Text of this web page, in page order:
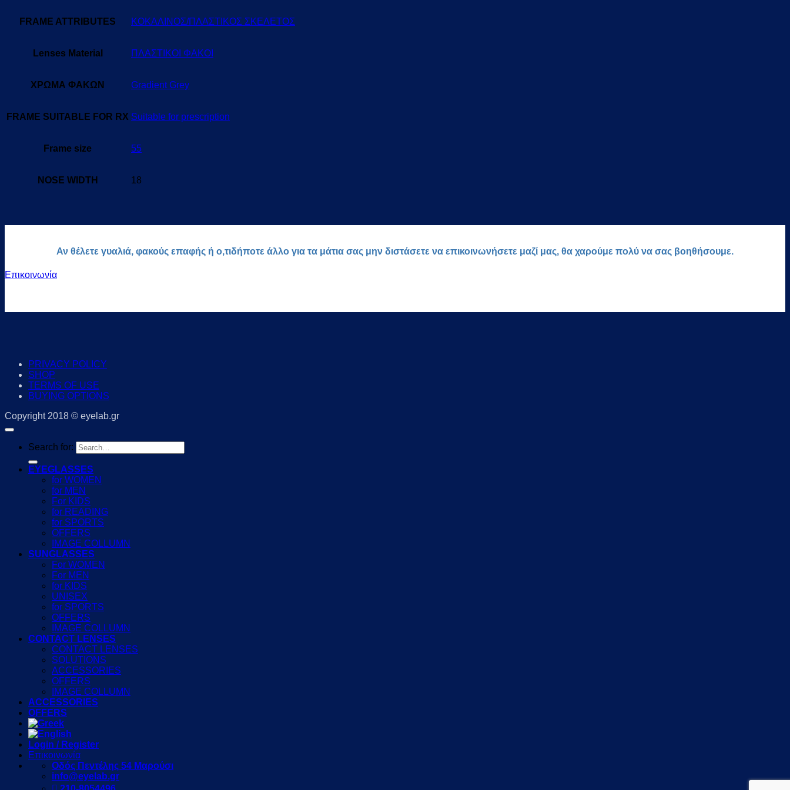
FRAME ATTRIBUTES ΚΟΚΑΛΙΝΟΣ/ΠΛΑΣΤΙΚΟΣ ΣΚΕΛΕΤΟΣ
Lenses Material ΠΛΑΣΤΙΚΟΙ ΦΑΚΟΙ
ΧΡΩΜΑ ΦΑΚΩΝ Gradient Grey
FRAME SUITABLE FOR RX Suitable for prescription
Frame size 55
NOSE WIDTH 18
Αν θέλετε γυαλιά, φακούς επαφής ή ο,τιδήποτε άλλο για τα μάτια σας μην διστάσετε να επικοινωνήσετε μαζί μας, θα χαρούμε πολύ να σας βοηθήσουμε.
Επικοινωνία
PRIVACY POLICY
SHOP
TERMS OF USE
BUYING OPTIONS
Copyright 2018 © eyelab.gr
Search for:
EYEGLASSES
for WOMEN
for MEN
For KIDS
for READING
for SPORTS
OFFERS
IMAGE COLLUMN
SUNGLASSES
For WOMEN
For MEN
for KIDS
UNISEX
for SPORTS
OFFERS
IMAGE COLLUMN
CONTACT LENSES
CONTACT LENSES
SOLUTIONS
ACCESSORIES
OFFERS
IMAGE COLLUMN
ACCESSORIES
OFFERS
Login / Register
Επικοινωνία
Οδός Πεντέλης 54 Μαρούσι
info@eyelab.gr